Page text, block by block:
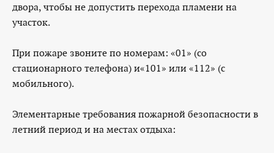
двора, чтобы не допустить перехода пламени на
участок.
При пожаре звоните по номерам: «01» (со
стационарного телефона) и«101» или «112» (с
мобильного).
Элементарные требования пожарной безопасности в
летний период и на местах отдыха: